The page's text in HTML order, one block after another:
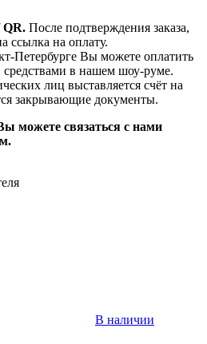
QR. После подтверждения заказа,
ссылка на оплату.
Петербурге Вы можете оплатить
в нашем шоу-руме.
лиц выставляется счёт на
закрывающие документы.
можете связаться с нами
В наличии